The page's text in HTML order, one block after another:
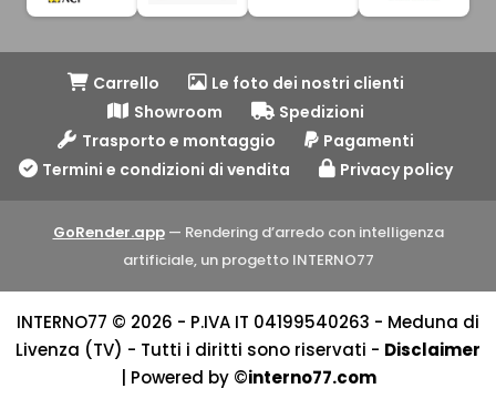
Carrello
Le foto dei nostri clienti
Showroom
Spedizioni
Trasporto e montaggio
Pagamenti
Termini e condizioni di vendita
Privacy policy
GoRender.app— Rendering d’arredo con intelligenza
artificiale, un progetto INTERNO77
INTERNO77 © 2026 - P.IVA IT 04199540263 - Meduna di
Livenza (TV) - Tutti i diritti sono riservati - Disclaimer
| Powered by ©interno77.com